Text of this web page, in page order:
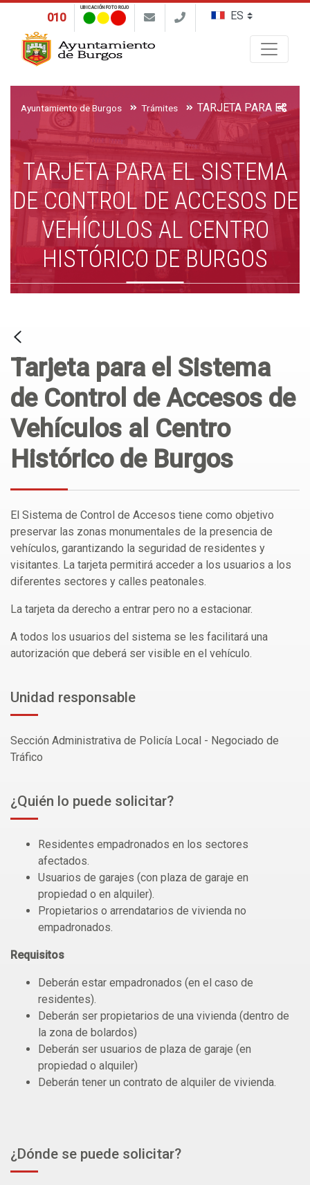
010
UBICACIÓN FOTO ROJO
Ayuntamiento de Burgos Trámites
TARJETA PARA EL SISTEMA
DE CONTROL DE ACCESOS DE
VEHÍCULOS AL CENTRO
HISTÓRICO DE BURGOS
Tarjeta para el Sistema
de Control de Accesos de
Vehículos al Centro
Histórico de Burgos
El Sistema de Control de Accesos tiene como objetivo
preservar las zonas monumentales de la presencia de
vehículos, garantizando la seguridad de residentes y
visitantes. La tarjeta permitirá acceder a los usuarios a los
diferentes sectores y calles peatonales.
La tarjeta da derecho a entrar pero no a estacionar.
A todos los usuarios del sistema se les facilitará una
autorización que deberá ser visible en el vehículo.
Unidad responsable
Sección Administrativa de Policía Local - Negociado de
Tráfico
¿Quién lo puede solicitar?
Residentes empadronados en los sectores
afectados.
Usuarios de garajes (con plaza de garaje en
propiedad o en alquiler).
Propietarios o arrendatarios de vivienda no
empadronados.
Requisitos
Deberán estar empadronados (en el caso de
residentes).
Deberán ser propietarios de una vivienda (dentro de
la zona de bolardos)
Deberán ser usuarios de plaza de garaje (en
propiedad o alquiler)
Deberán tener un contrato de alquiler de vivienda.
¿Dónde se puede solicitar?